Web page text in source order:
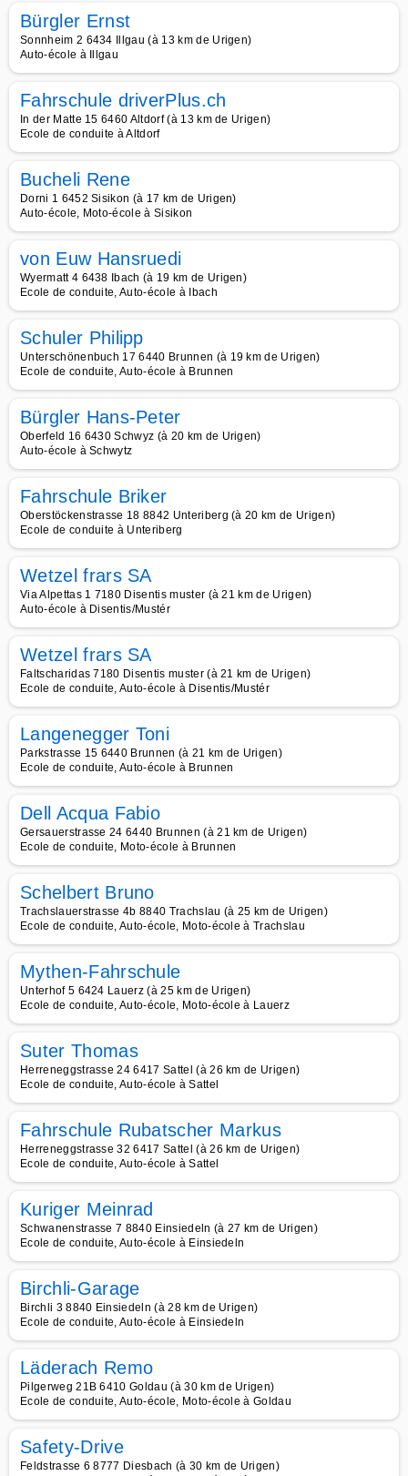
Bürgler Ernst
Sonnheim 2 6434 Illgau (à 13 km de Urigen)
Auto-école à Illgau
Fahrschule driverPlus.ch
In der Matte 15 6460 Altdorf (à 13 km de Urigen)
Ecole de conduite à Altdorf
Bucheli Rene
Dorni 1 6452 Sisikon (à 17 km de Urigen)
Auto-école, Moto-école à Sisikon
von Euw Hansruedi
Wyermatt 4 6438 Ibach (à 19 km de Urigen)
Ecole de conduite, Auto-école à Ibach
Schuler Philipp
Unterschönenbuch 17 6440 Brunnen (à 19 km de Urigen)
Ecole de conduite, Auto-école à Brunnen
Bürgler Hans-Peter
Oberfeld 16 6430 Schwyz (à 20 km de Urigen)
Auto-école à Schwytz
Fahrschule Briker
Oberstöckenstrasse 18 8842 Unteriberg (à 20 km de Urigen)
Ecole de conduite à Unteriberg
Wetzel frars SA
Via Alpettas 1 7180 Disentis muster (à 21 km de Urigen)
Auto-école à Disentis/Mustér
Wetzel frars SA
Faltscharidas 7180 Disentis muster (à 21 km de Urigen)
Ecole de conduite, Auto-école à Disentis/Mustér
Langenegger Toni
Parkstrasse 15 6440 Brunnen (à 21 km de Urigen)
Ecole de conduite, Auto-école à Brunnen
Dell Acqua Fabio
Gersauerstrasse 24 6440 Brunnen (à 21 km de Urigen)
Ecole de conduite, Moto-école à Brunnen
Schelbert Bruno
Trachslauerstrasse 4b 8840 Trachslau (à 25 km de Urigen)
Ecole de conduite, Auto-école, Moto-école à Trachslau
Mythen-Fahrschule
Unterhof 5 6424 Lauerz (à 25 km de Urigen)
Ecole de conduite, Auto-école, Moto-école à Lauerz
Suter Thomas
Herreneggstrasse 24 6417 Sattel (à 26 km de Urigen)
Ecole de conduite, Auto-école à Sattel
Fahrschule Rubatscher Markus
Herreneggstrasse 32 6417 Sattel (à 26 km de Urigen)
Ecole de conduite, Auto-école à Sattel
Kuriger Meinrad
Schwanenstrasse 7 8840 Einsiedeln (à 27 km de Urigen)
Ecole de conduite, Auto-école à Einsiedeln
Birchli-Garage
Birchli 3 8840 Einsiedeln (à 28 km de Urigen)
Ecole de conduite, Auto-école à Einsiedeln
Läderach Remo
Pilgerweg 21B 6410 Goldau (à 30 km de Urigen)
Ecole de conduite, Auto-école, Moto-école à Goldau
Safety-Drive
Feldstrasse 6 8777 Diesbach (à 30 km de Urigen)